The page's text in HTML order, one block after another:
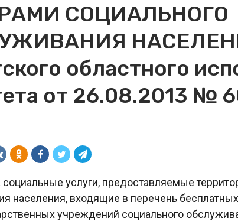
СОЦИАЛЬНОГО
областного
от 26.08.2013 №
социальные услуги, предоставляемые
населения, входящие в перечень
учреждений социального